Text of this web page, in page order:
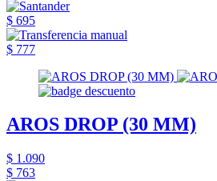
$ 695
$ 777
AROS DROP (30 MM)
$ 1.090
$ 763